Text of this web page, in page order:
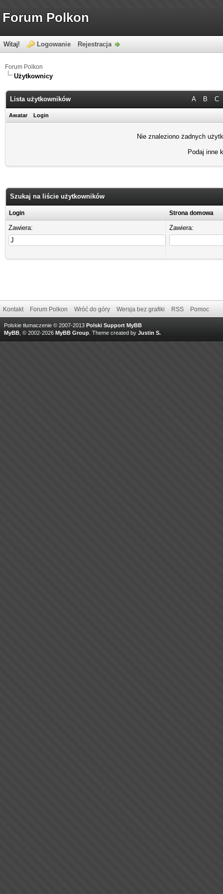
Forum Polkon
Witaj! Logowanie Rejestracja
Forum Polkon
Użytkownicy
A B C
Lista użytkowników
Awatar Login
Nie znaleziono żadnych
Podaj inne
Szukaj na liście użytkowników
Login Strona domowa
Zawiera: Zawiera:
Kontakt Forum Polkon Wróć do góry Wersja bez grafiki RSS Pomoc
Polskie tłumaczenie © 2007-2013 Polski Support MyBB
MyBB , © 2002-2026 MyBB Group Theme created by Justin S.